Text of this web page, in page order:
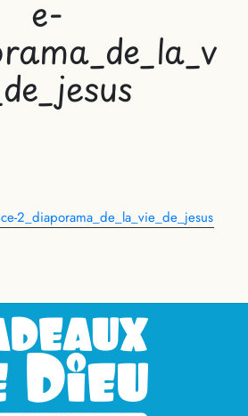
e-
2_diaporama_de_la_vie_de_jesus